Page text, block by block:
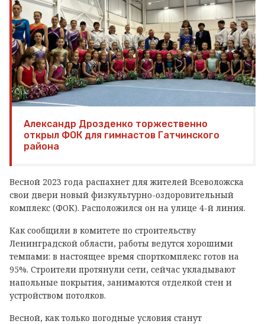
Александр Дрозденко торжественно
открыл ФОК для гимнастов Гатчинского
района
Весной 2023 года распахнет для жителей Всеволожска
свои двери новый физкультурно-оздоровительный
комплекс (ФОК). Расположился он на улице 4-й линия.
Как сообщили в комитете по строительству
Ленинградской области, работы ведутся хорошими
темпами: в настоящее время спорткомплекс готов на
95%. Строители протянули сети, сейчас укладывают
напольные покрытия, занимаются отделкой стен и
устройством потолков.
Весной, как только погодные условия станут